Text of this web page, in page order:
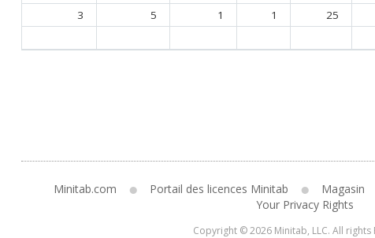
3
5 1 1 25
Minitab.com Portail des licences Minitab Magasin
Your Privacy Rights
Copyright © 2026 Minitab, LLC. All rights